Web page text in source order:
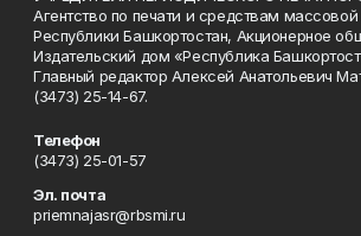
Агентство по печати и средствам
Республики Башкортостан, Акционерное
Издательский дом «Республика
Главный редактор Алексей Анатольевич
(3473) 25-14-67.
Телефон
(3473) 25-01-57
Эл. почта
priemnajasr@rbsmi.ru